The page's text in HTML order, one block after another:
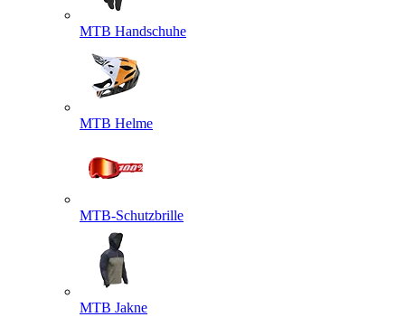
MTB Handschuhe
MTB Helme
MTB-Schutzbrille
MTB Jakne